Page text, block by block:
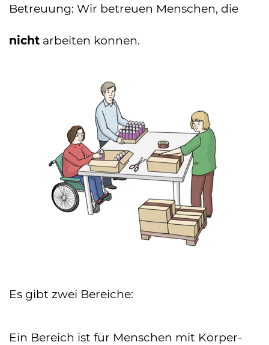
Betreuung: Wir betreuen Menschen, die
nicht arbeiten können.
Es gibt zwei Bereiche:
Ein Bereich ist für Menschen mit Körper-